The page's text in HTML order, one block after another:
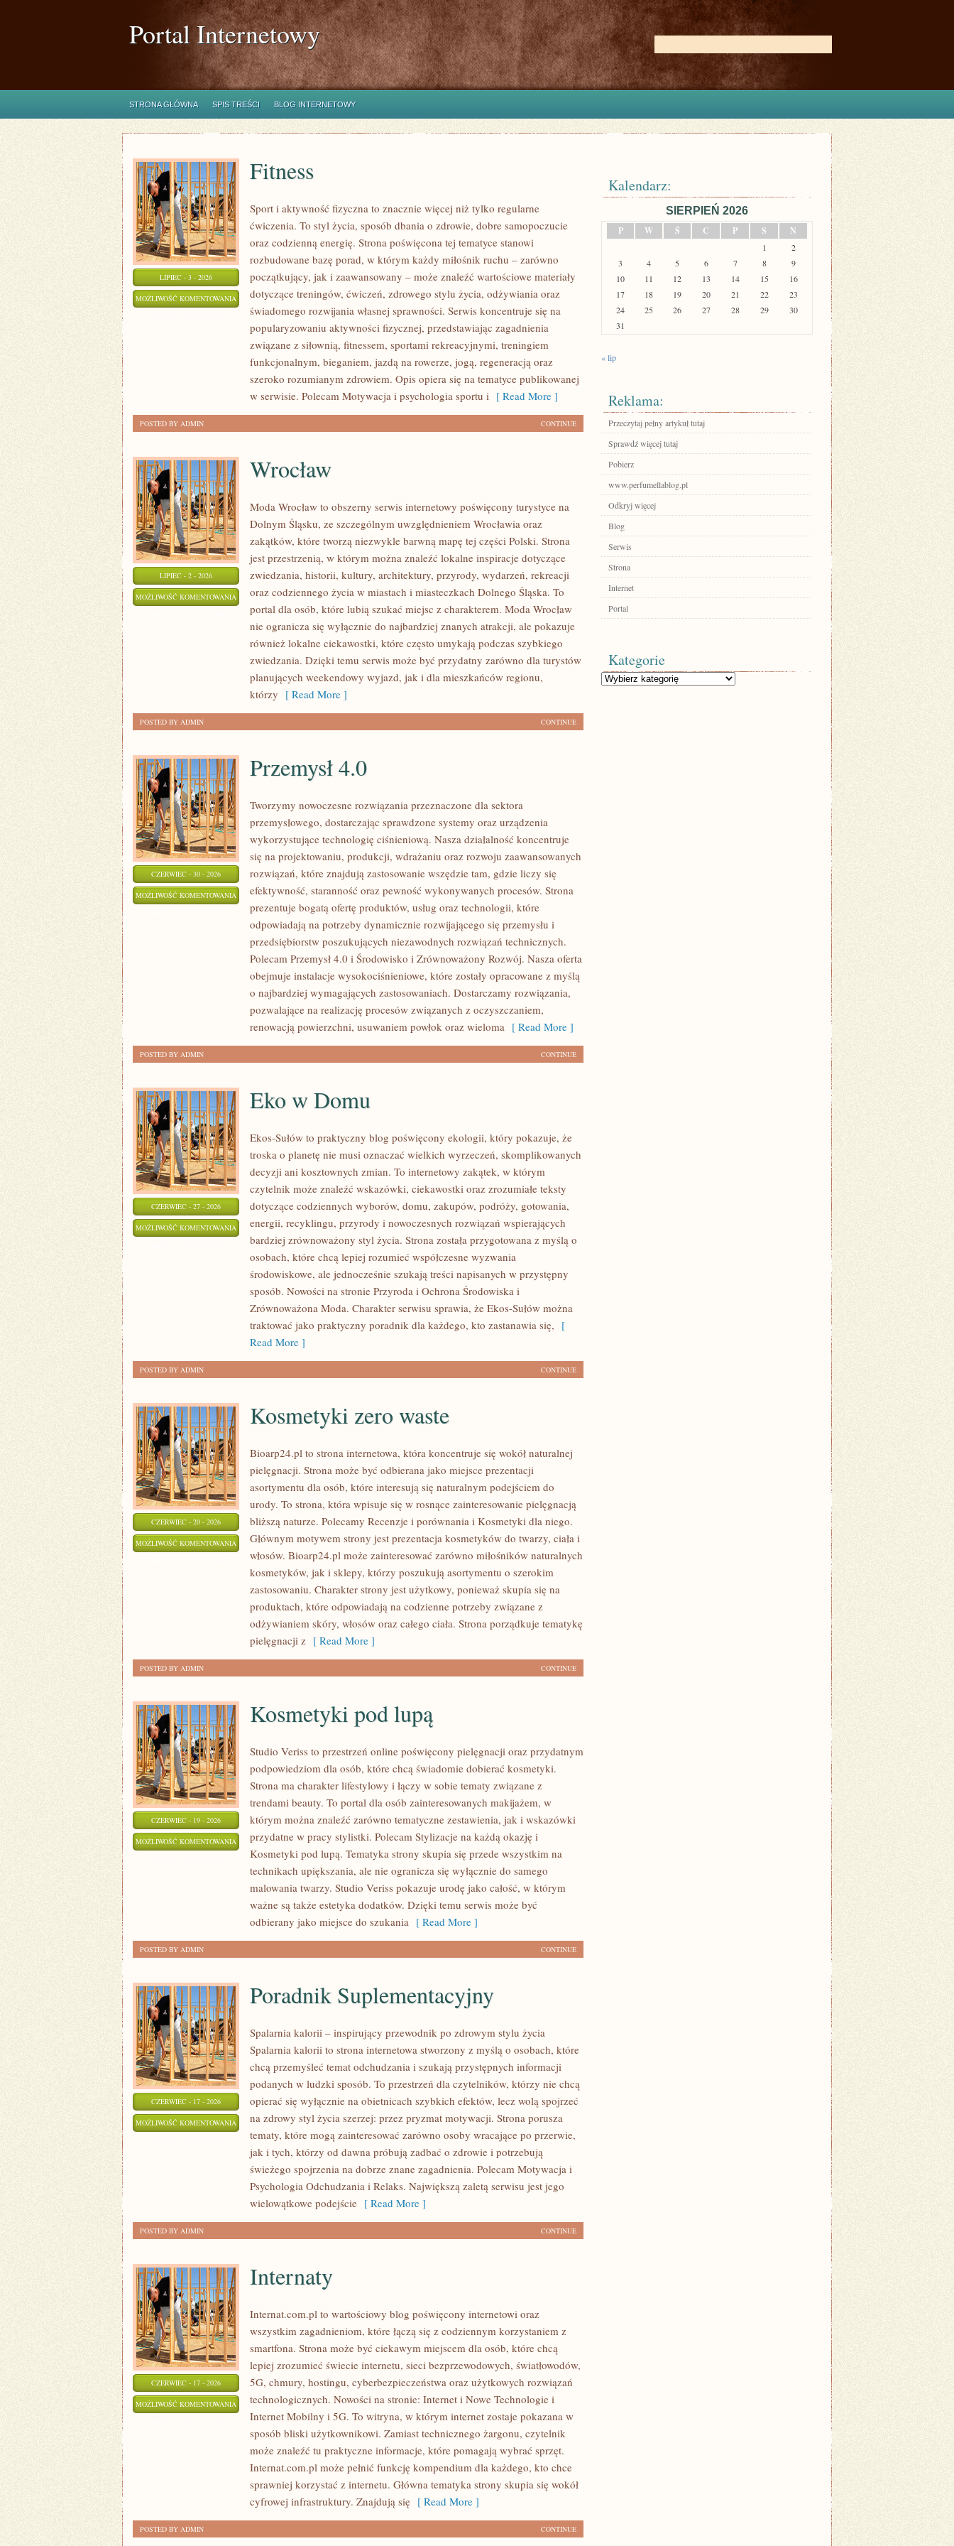
Portal Internetowy
STRONA GŁÓWNA SPIS TREŚCI BLOG INTERNETOWY
LIPIEC - 3 - 2026
MOŻLIWOŚĆ KOMENTOWANIA FITNESS
Fitness
Sport i aktywność fizyczna to znacznie więcej niż tylko regularne
ćwiczenia. To styl życia, sposób dbania o zdrowie, dobre samopoczucie
oraz codzienną energię. Strona poświęcona tej tematyce stanowi
rozbudowane bazę porad, w którym każdy miłośnik ruchu – zarówno
początkujący, jak i zaawansowany – może znaleźć wartościowe materiały
dotyczące treningów, ćwiczeń, zdrowego stylu życia, odżywiania oraz
świadomego rozwijania własnej sprawności. Serwis koncentruje się na
popularyzowaniu aktywności fizycznej, przedstawiając zagadnienia
związane z siłownią, fitnessem, sportami rekreacyjnymi, treningiem
funkcjonalnym, bieganiem, jazdą na rowerze, jogą, regeneracją oraz
szeroko rozumianym zdrowiem. Opis opiera się na tematyce publikowanej
w serwisie. Polecam Motywacja i psychologia sportu i [ Read More ]
CONTINUE
POSTED BY ADMIN
LIPIEC - 2 - 2026
MOŻLIWOŚĆ KOMENTOWANIA WROCŁAW
Wrocław
Moda Wrocław to obszerny serwis internetowy poświęcony turystyce na
Dolnym Śląsku, ze szczególnym uwzględnieniem Wrocławia oraz
zakątków, które tworzą niezwykle barwną mapę tej części Polski. Strona
jest przestrzenią, w którym można znaleźć lokalne inspiracje dotyczące
zwiedzania, historii, kultury, architektury, przyrody, wydarzeń, rekreacji
oraz codziennego życia w miastach i miasteczkach Dolnego Śląska. To
portal dla osób, które lubią szukać miejsc z charakterem. Moda Wrocław
nie ogranicza się wyłącznie do najbardziej znanych atrakcji, ale pokazuje
również lokalne ciekawostki, które często umykają podczas szybkiego
zwiedzania. Dzięki temu serwis może być przydatny zarówno dla turystów
planujących weekendowy wyjazd, jak i dla mieszkańców regionu,
którzy [ Read More ]
CONTINUE
POSTED BY ADMIN
CZERWIEC - 30 - 2026
MOŻLIWOŚĆ KOMENTOWANIA PRZEMYSŁ
Przemysł 4.0
Tworzymy nowoczesne rozwiązania przeznaczone dla sektora
przemysłowego, dostarczając sprawdzone systemy oraz urządzenia
wykorzystujące technologię ciśnieniową. Nasza działalność koncentruje
się na projektowaniu, produkcji, wdrażaniu oraz rozwoju zaawansowanych
rozwiązań, które znajdują zastosowanie wszędzie tam, gdzie liczy się
efektywność, staranność oraz pewność wykonywanych procesów. Strona
prezentuje bogatą ofertę produktów, usług oraz technologii, które
odpowiadają na potrzeby dynamicznie rozwijającego się przemysłu i
przedsiębiorstw poszukujących niezawodnych rozwiązań technicznych.
Polecam Przemysł 4.0 i Środowisko i Zrównoważony Rozwój. Nasza oferta
obejmuje instalacje wysokociśnieniowe, które zostały opracowane z myślą
o najbardziej wymagających zastosowaniach. Dostarczamy rozwiązania,
pozwalające na realizację procesów związanych z oczyszczaniem,
renowacją powierzchni, usuwaniem powłok oraz wieloma [ Read More ]
CONTINUE
POSTED BY ADMIN
CZERWIEC - 27 - 2026
MOŻLIWOŚĆ KOMENTOWANIA
DOMU
Eko w Domu
Ekos-Sułów to praktyczny blog poświęcony ekologii, który pokazuje, że
troska o planetę nie musi oznaczać wielkich wyrzeczeń, skomplikowanych
decyzji ani kosztownych zmian. To internetowy zakątek, w którym
czytelnik może znaleźć wskazówki, ciekawostki oraz zrozumiałe teksty
dotyczące codziennych wyborów, domu, zakupów, podróży, gotowania,
energii, recyklingu, przyrody i nowoczesnych rozwiązań wspierających
bardziej zrównoważony styl życia. Strona została przygotowana z myślą o
osobach, które chcą lepiej rozumieć współczesne wyzwania
środowiskowe, ale jednocześnie szukają treści napisanych w przystępny
sposób. Nowości na stronie Przyroda i Ochrona Środowiska i
Zrównoważona Moda. Charakter serwisu sprawia, że Ekos-Sułów można
traktować jako praktyczny poradnik dla każdego, kto zastanawia się, [
Read More ]
CONTINUE
POSTED BY ADMIN
CZERWIEC - 20 - 2026
MOŻLIWOŚĆ KOMENTOWANIA KOSMETYKI
ZERO
WASTE
Kosmetyki zero waste
Bioarp24.pl to strona internetowa, która koncentruje się wokół naturalnej
pielęgnacji. Strona może być odbierana jako miejsce prezentacji
asortymentu dla osób, które interesują się naturalnym podejściem do
urody. To strona, która wpisuje się w rosnące zainteresowanie pielęgnacją
bliższą naturze. Polecamy Recenzje i porównania i Kosmetyki dla niego.
Głównym motywem strony jest prezentacja kosmetyków do twarzy, ciała i
włosów. Bioarp24.pl może zainteresować zarówno miłośników naturalnych
kosmetyków, jak i sklepy, którzy poszukują asortymentu o szerokim
zastosowaniu. Charakter strony jest użytkowy, ponieważ skupia się na
produktach, które odpowiadają na codzienne potrzeby związane z
odżywianiem skóry, włosów oraz całego ciała. Strona porządkuje tematykę
pielęgnacji z [ Read More ]
CONTINUE
POSTED BY ADMIN
CZERWIEC - 19 - 2026
MOŻLIWOŚĆ KOMENTOWANIA KOSMETYKI
LUPĄ
Kosmetyki pod lupą
Studio Veriss to przestrzeń online poświęcony pielęgnacji oraz przydatnym
podpowiedziom dla osób, które chcą świadomie dobierać kosmetyki.
Strona ma charakter lifestylowy i łączy w sobie tematy związane z
trendami beauty. To portal dla osób zainteresowanych makijażem, w
którym można znaleźć zarówno tematyczne zestawienia, jak i wskazówki
przydatne w pracy stylistki. Polecam Stylizacje na każdą okazję i
Kosmetyki pod lupą. Tematyka strony skupia się przede wszystkim na
technikach upiększania, ale nie ogranicza się wyłącznie do samego
malowania twarzy. Studio Veriss pokazuje urodę jako całość, w którym
ważne są także estetyka dodatków. Dzięki temu serwis może być
odbierany jako miejsce do szukania [ Read More ]
CONTINUE
POSTED BY ADMIN
CZERWIEC - 17 - 2026
MOŻLIWOŚĆ KOMENTOWANIA PORADNIK
SUPLEMENTACYJNY
Poradnik Suplementacyjny
Spalarnia kalorii – inspirujący przewodnik po zdrowym stylu życia
Spalarnia kalorii to strona internetowa stworzony z myślą o osobach, które
chcą przemyśleć temat odchudzania i szukają przystępnych informacji
podanych w ludzki sposób. To przestrzeń dla czytelników, którzy nie chcą
opierać się wyłącznie na obietnicach szybkich efektów, lecz wolą spojrzeć
na zdrowy styl życia szerzej: przez pryzmat motywacji. Strona porusza
tematy, które mogą zainteresować zarówno osoby wracające po przerwie,
jak i tych, którzy od dawna próbują zadbać o zdrowie i potrzebują
świeżego spojrzenia na dobrze znane zagadnienia. Polecam Motywacja i
Psychologia Odchudzania i Relaks. Największą zaletą serwisu jest jego
wielowątkowe podejście [ Read More ]
CONTINUE
POSTED BY ADMIN
CZERWIEC - 17 - 2026
MOŻLIWOŚĆ KOMENTOWANIA INTERNATY
Internaty
Internat.com.pl to wartościowy blog poświęcony internetowi oraz
wszystkim zagadnieniom, które łączą się z codziennym korzystaniem z
smartfona. Strona może być ciekawym miejscem dla osób, które chcą
lepiej zrozumieć świecie internetu, sieci bezprzewodowych, światłowodów,
5G, chmury, hostingu, cyberbezpieczeństwa oraz użytkowych rozwiązań
technologicznych. Nowości na stronie: Internet i Nowe Technologie i
Internet Mobilny i 5G. To witryna, w którym internet zostaje pokazana w
sposób bliski użytkownikowi. Zamiast technicznego żargonu, czytelnik
może znaleźć tu praktyczne informacje, które pomagają wybrać sprzęt.
Internat.com.pl może pełnić funkcję kompendium dla każdego, kto chce
sprawniej korzystać z internetu. Główna tematyka strony skupia się wokół
cyfrowej infrastruktury. Znajdują się [ Read More ]
CONTINUE
POSTED BY ADMIN
Kalendarz:
SIERPIEŃ 2026
P
W Ś C P S N
1
2
3
4 5 6 7 8
9
10
11 12 13 14 15
16
17
18 19 20 21 22
23
24
25 26 27 28 29
30
31
« lip
Reklama:
Przeczytaj pełny artykuł tutaj
Sprawdź więcej tutaj
Pobierz
www.perfumellablog.pl
Odkryj więcej
Blog
Serwis
Strona
Internet
Portal
Kategorie
Kategorie